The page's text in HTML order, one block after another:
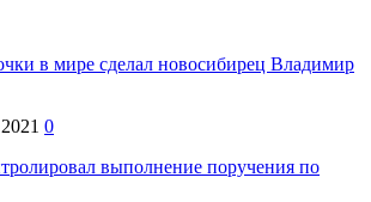
в мире сделал новосибирец Владимир
0
выполнение поручения по